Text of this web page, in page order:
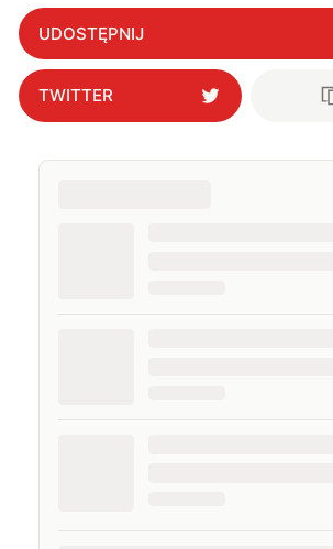
UDOSTĘPNIJ
TWITTER